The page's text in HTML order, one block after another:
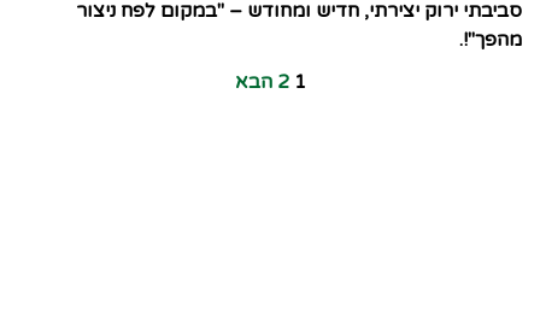
סביבתי ירוק יצירתי, חדיש ומחודש – "במקום לפח ניצור
מהפך"!.
1
2 הבא